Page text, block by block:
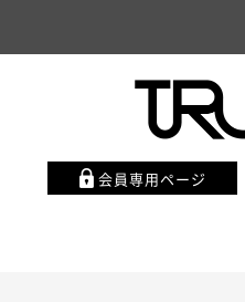
会員専用ページ